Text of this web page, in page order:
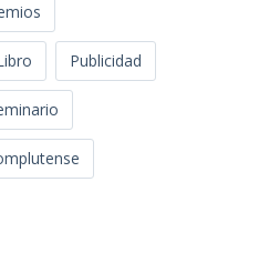
Publicidad